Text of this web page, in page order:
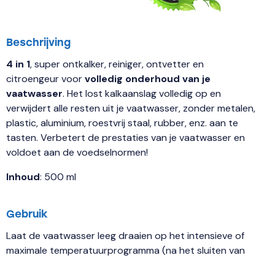
Beschrijving
4 in 1, super ontkalker, reiniger, ontvetter en
citroengeur voorvolledig onderhoud van je
vaatwasser. Het lost kalkaanslag volledig op en
verwijdert alle resten uit je vaatwasser, zonder metalen,
plastic, aluminium, roestvrij staal, rubber, enz. aan te
tasten. Verbetert de prestaties van je vaatwasser en
voldoet aan de voedselnormen!
Inhoud: 500 ml
Gebruik
Laat de vaatwasser leeg draaien op het intensieve of
maximale temperatuurprogramma (na het sluiten van